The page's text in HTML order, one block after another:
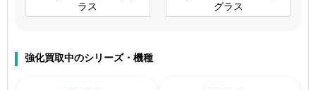
ラス
グラス
強化買取中のシリーズ・機種